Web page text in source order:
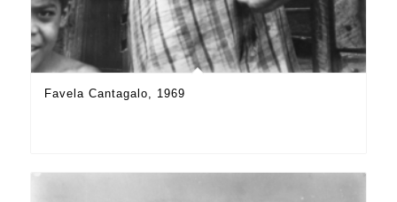
Favela Cantagalo, 1969